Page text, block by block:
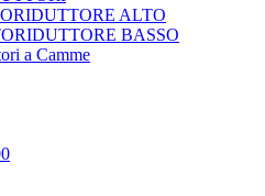
ALTO
BASSO
a Camme